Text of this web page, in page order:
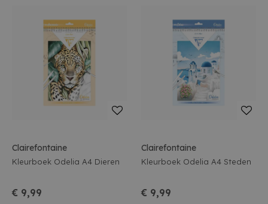
Clairefontaine
Kleurboek Odelia A4 Dieren
€ 9,99
Clairefontaine
Kleurboek Odelia A4 Steden
€ 9,99